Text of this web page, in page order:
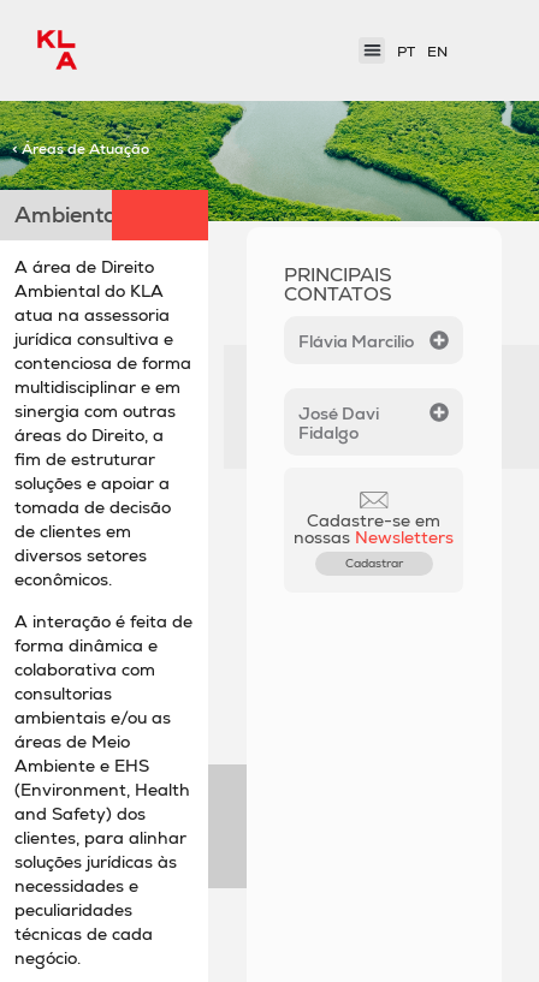
PT EN
< Áreas de Atuação
Ambiental
A área de Direito
Ambiental do KLA
atua na assessoria
jurídica consultiva e
contenciosa de forma
multidisciplinar e em
sinergia com outras
áreas do Direito, a
fim de estruturar
soluções e apoiar a
tomada de decisão
de clientes em
diversos setores
econômicos.
A interação é feita de
forma dinâmica e
colaborativa com
consultorias
ambientais e/ou as
áreas de Meio
Ambiente e EHS
(Environment, Health
and Safety) dos
clientes, para alinhar
soluções jurídicas às
necessidades e
peculiaridades
técnicas de cada
negócio.
PRINCIPAIS
CONTATOS
Flávia Marcilio
José Davi
Fidalgo
Cadastre-se em
nossas Newsletters
Cadastrar